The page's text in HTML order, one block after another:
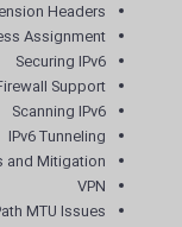
Headers
Assignment
Securing IPv6
Support
Scanning IPv6
IPv6 Tunneling
and Mitigation
VPN
MTU Issues